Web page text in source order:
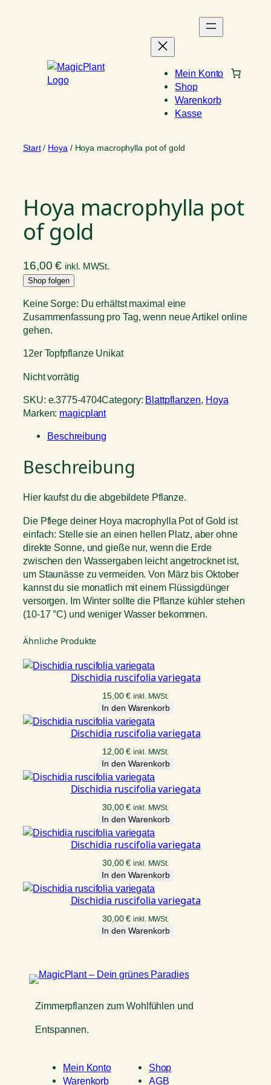
Mein Konto
Shop
Warenkorb
Kasse
Start/ Hoya / Hoya macrophylla pot of gold
Hoya macrophylla pot
of gold
16,00€ inkl. MWSt.
Shop folgen
Keine Sorge: Du erhältst maximal eine
Zusammenfassung pro Tag, wenn neue Artikel online
gehen.
12er Topfpflanze Unikat
Nicht vorrätig
SKU: e.3775-4704Category: Blattpflanzen, Hoya
Marken: magicplant
Beschreibung
Beschreibung
Hier kaufst du die abgebildete Pflanze.
Die Pflege deiner Hoya macrophylla Pot of Gold ist
einfach: Stelle sie an einen hellen Platz, aber ohne
direkte Sonne, und gieße nur, wenn die Erde
zwischen den Wassergaben leicht angetrocknet ist,
um Staunässe zu vermeiden. Von März bis Oktober
kannst du sie monatlich mit einem Flüssigdünger
versorgen. Im Winter sollte die Pflanze kühler stehen
(10-17 °C) und weniger Wasser bekommen.
Ähnliche Produkte
Dischidia ruscifolia variegata
15,00€ inkl. MWSt.
In den Warenkorb
Dischidia ruscifolia variegata
12,00€ inkl. MWSt.
In den Warenkorb
Dischidia ruscifolia variegata
30,00€ inkl. MWSt.
In den Warenkorb
Dischidia ruscifolia variegata
30,00€ inkl. MWSt.
In den Warenkorb
Dischidia ruscifolia variegata
30,00€ inkl. MWSt.
In den Warenkorb
Zimmerpflanzen zum Wohlfühlen und
Entspannen.
Mein Konto
Warenkorb
Shop
AGB